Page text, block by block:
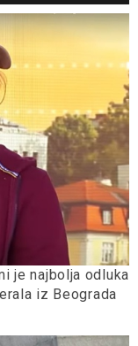
je najbolja odluka
iz Beograda